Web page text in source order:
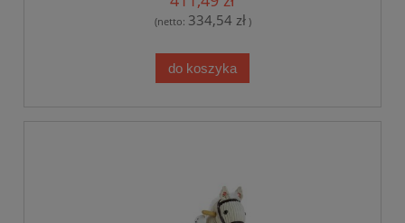
(netto: 334,54 zł)
do koszyka